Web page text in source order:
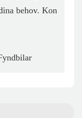
behov. Kon